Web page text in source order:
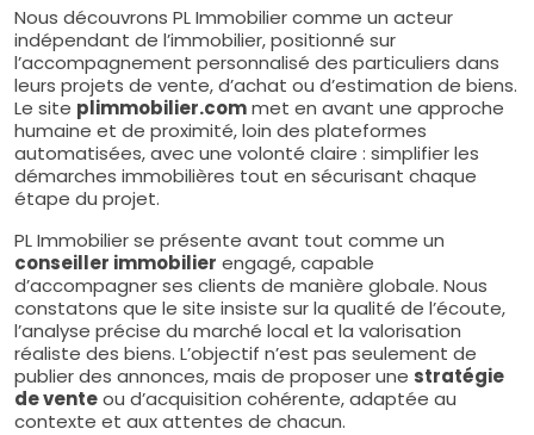
Nous découvrons PL Immobilier comme un acteur
indépendant de l’immobilier, positionné sur
l’accompagnement personnalisé des particuliers dans
leurs projets de vente, d’achat ou d’estimation de biens.
Le site plimmobilier.commet en avant une approche
humaine et de proximité, loin des plateformes
automatisées, avec une volonté claire : simplifier les
démarches immobilières tout en sécurisant chaque
étape du projet.
PL Immobilier se présente avant tout comme un
conseiller immobilier engagé, capable
d’accompagner ses clients de manière globale. Nous
constatons que le site insiste sur la qualité de l’écoute,
l’analyse précise du marché local et la valorisation
réaliste des biens. L’objectif n’est pas seulement de
publier des annonces, mais de proposer une stratégie
de venteou d’acquisition cohérente, adaptée au
contexte et aux attentes de chacun.